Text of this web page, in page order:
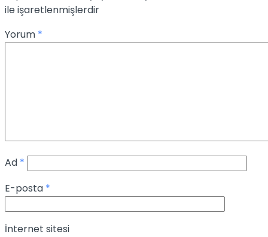
ile işaretlenmişlerdir
Yorum *
Ad *
E-posta *
İnternet sitesi